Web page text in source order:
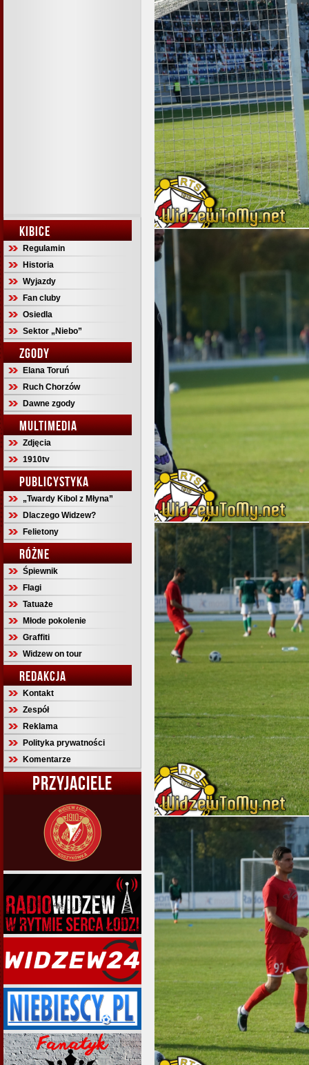
KIBICE
Regulamin
Historia
Wyjazdy
Fan cluby
Osiedla
Sektor „Niebo”
ZGODY
Elana Toruń
Ruch Chorzów
Dawne zgody
MULTIMEDIA
Zdjęcia
1910tv
PUBLICYSTYKA
„Twardy Kibol z Młyna”
Dlaczego Widzew?
Felietony
RÓŻNE
Śpiewnik
Flagi
Tatuaże
Młode pokolenie
Graffiti
Widzew on tour
REDAKCJA
Kontakt
Zespół
Reklama
Polityka prywatności
Komentarze
PRZYJACIELE